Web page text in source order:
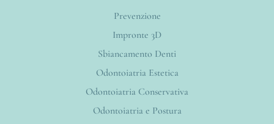
Prevenzione
Impronte 3D
Sbiancamento Denti
Odontoiatria Estetica
Odontoiatria Conservativa
Odontoiatria e Postura